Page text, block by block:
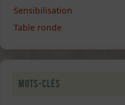
Sensibilisation
Table ronde
Mots-clés